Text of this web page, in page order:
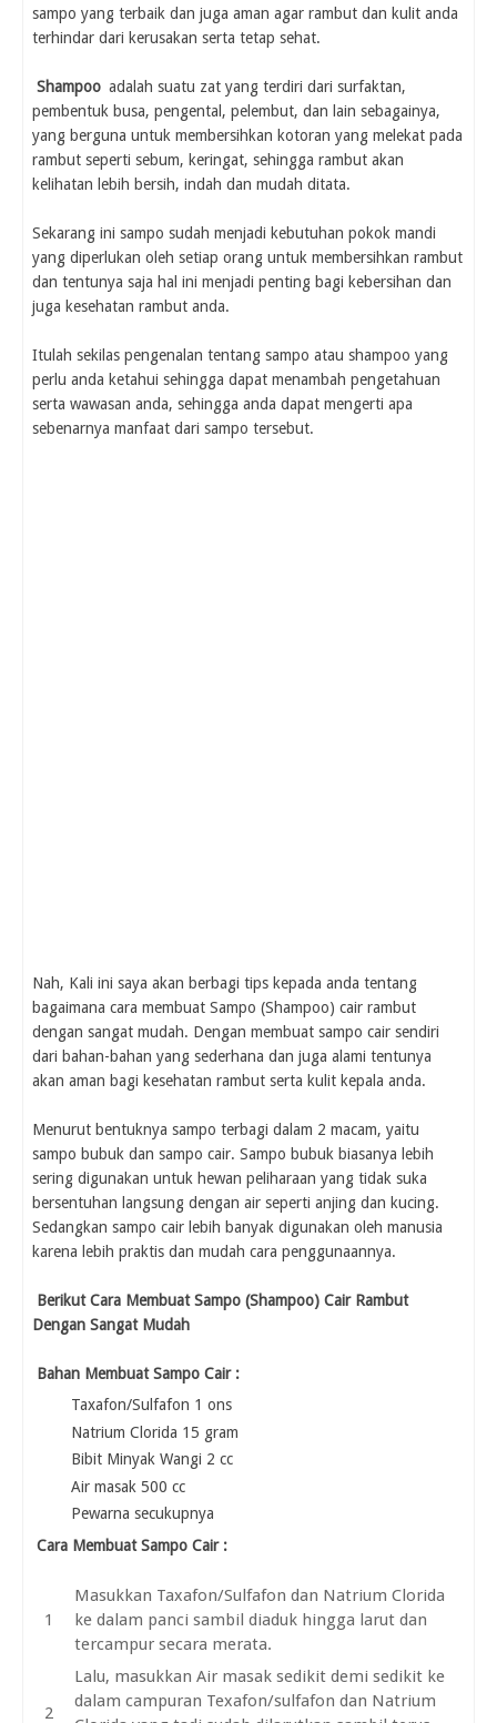
sampo yang terbaik dan juga aman agar rambut dan kulit anda
terhindar dari kerusakan serta tetap sehat.
Shampoo adalah suatu zat yang terdiri dari surfaktan,
pembentuk busa, pengental, pelembut, dan lain sebagainya,
yang berguna untuk membersihkan kotoran yang melekat pada
rambut seperti sebum, keringat, sehingga rambut akan
kelihatan lebih bersih, indah dan mudah ditata.
Sekarang ini sampo sudah menjadi kebutuhan pokok mandi
yang diperlukan oleh setiap orang untuk membersihkan rambut
dan tentunya saja hal ini menjadi penting bagi kebersihan dan
juga kesehatan rambut anda.
Itulah sekilas pengenalan tentang sampo atau shampoo yang
perlu anda ketahui sehingga dapat menambah pengetahuan
serta wawasan anda, sehingga anda dapat mengerti apa
sebenarnya manfaat dari sampo tersebut.
Nah, Kali ini saya akan berbagi tips kepada anda tentang
bagaimana cara membuat Sampo (Shampoo) cair rambut
dengan sangat mudah. Dengan membuat sampo cair sendiri
dari bahan-bahan yang sederhana dan juga alami tentunya
akan aman bagi kesehatan rambut serta kulit kepala anda.
Menurut bentuknya sampo terbagi dalam 2 macam, yaitu
sampo bubuk dan sampo cair. Sampo bubuk biasanya lebih
sering digunakan untuk hewan peliharaan yang tidak suka
bersentuhan langsung dengan air seperti anjing dan kucing.
Sedangkan sampo cair lebih banyak digunakan oleh manusia
karena lebih praktis dan mudah cara penggunaannya.
Berikut Cara Membuat Sampo (Shampoo) Cair Rambut
Dengan Sangat Mudah
Bahan Membuat Sampo Cair :
Taxafon/Sulfafon 1 ons
Natrium Clorida 15 gram
Bibit Minyak Wangi 2 cc
Air masak 500 cc
Pewarna secukupnya
Cara Membuat Sampo Cair :
Masukkan Taxafon/Sulfafon dan Natrium Clorida
ke dalam panci sambil diaduk hingga larut dan
tercampur secara merata.
Lalu, masukkan Air masak sedikit demi sedikit ke
dalam campuran Texafon/sulfafon dan Natrium